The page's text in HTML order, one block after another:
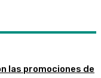
las promociones de